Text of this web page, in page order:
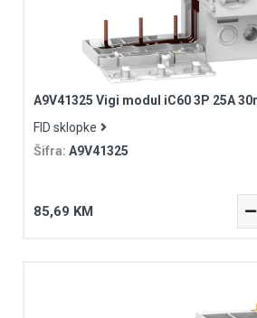
A9V41325 Vigi modul iC60 3P 25A
FID sklopke
Šifra: A9V41325
85,69 KM